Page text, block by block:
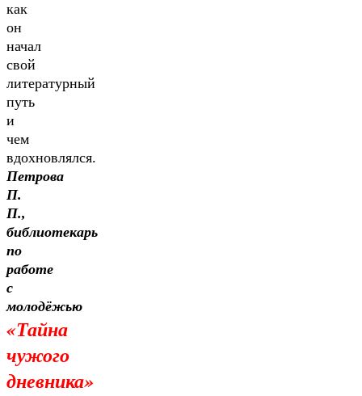
как
он
начал
свой
литературный
путь
и
чем
вдохновлялся.
Петрова
П.
П.,
библиотекарь
по
работе
с
молодёжью
«Тайна
чужого
дневника»